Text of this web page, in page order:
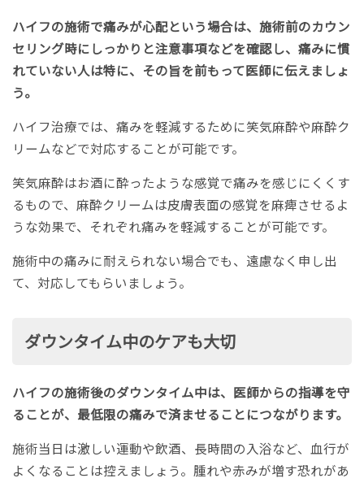
ハイフの施術で痛みが心配という場合は、施術前のカウン
セリング時にしっかりと注意事項などを確認し、痛みに慣
れていない人は特に、その旨を前もって医師に伝えましょ
う。
ハイフ治療では、痛みを軽減するために笑気麻酔や麻酔ク
リームなどで対応することが可能です。
笑気麻酔はお酒に酔ったような感覚で痛みを感じにくくす
るもので、麻酔クリームは皮膚表面の感覚を麻痺させるよ
うな効果で、それぞれ痛みを軽減することが可能です。
施術中の痛みに耐えられない場合でも、遠慮なく申し出
て、対応してもらいましょう。
ダウンタイム中のケアも大切
ハイフの施術後のダウンタイム中は、医師からの指導を守
ることが、最低限の痛みで済ませることにつながります。
施術当日は激しい運動や飲酒、長時間の入浴など、血行が
よくなることは控えましょう。腫れや赤みが増す恐れがあ